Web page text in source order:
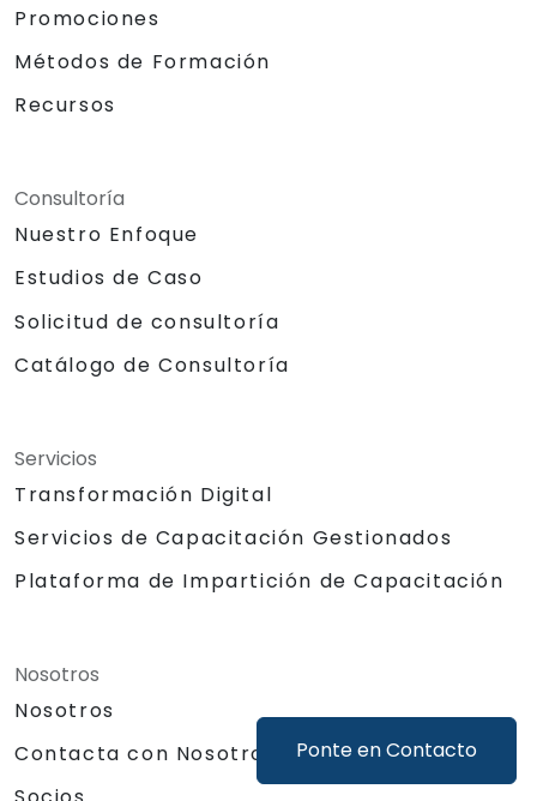
Ponte en Contacto
Promociones
Métodos de Formación
Recursos
Consultoría
Nuestro Enfoque
Estudios de Caso
Solicitud de consultoría
Catálogo de Consultoría
Servicios
Transformación Digital
Servicios de Capacitación Gestionados
Plataforma de Impartición de Capacitación
Nosotros
Nosotros
Contacta con Nosotros